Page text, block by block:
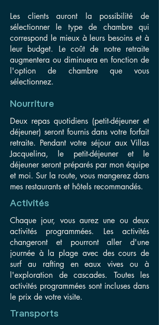
Les clients auront la possibilité de
sélectionner le type de chambre qui
correspond le mieux à leurs besoins et à
leur budget. Le coût de notre retraite
augmentera ou diminuera en fonction de
l'option de chambre que vous
sélectionnez.
Nourriture
Deux repas quotidiens (petit-déjeuner et
déjeuner) seront fournis dans votre forfait
retraite. Pendant votre séjour aux Villas
Jacquelina, le petit-déjeuner et le
déjeuner seront préparés par mon équipe
et moi. Sur la route, vous mangerez dans
mes restaurants et hôtels recommandés.
Activités
Chaque jour, vous aurez une ou deux
activités programmées. Les activités
changeront et pourront aller d'une
journée à la plage avec des cours de
surf au rafting en eaux vives ou à
l'exploration de cascades. Toutes les
activités programmées sont incluses dans
le prix de votre visite.
Transports